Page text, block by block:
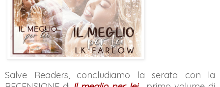
Salve Readers, concludiamo la serata con la